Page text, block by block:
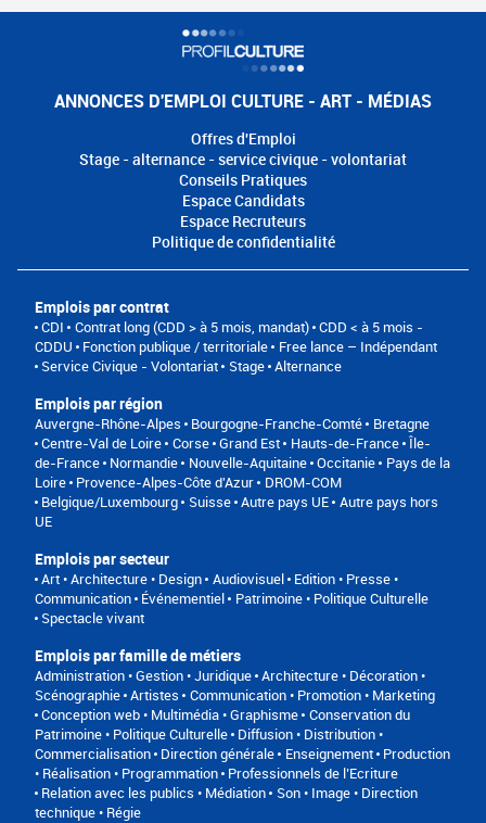
ANNONCES D'EMPLOI CULTURE - ART - MÉDIAS
Offres d'Emploi
Stage - alternance - service civique - volontariat
Conseils Pratiques
Espace Candidats
Espace Recruteurs
Politique de confidentialité
Emplois par contrat
CDI Contrat long (CDD > à 5 mois, mandat) CDD < à 5 mois -
CDDU
Fonction publique / territoriale
Free lance – Indépendant
Service Civique - Volontariat
Stage Alternance
Emplois par région
Auvergne-Rhône-Alpes Bourgogne-Franche-Comté
Bretagne
Centre-Val de Loire Corse Grand Est Hauts-de-France Île-
de-France Normandie Nouvelle-Aquitaine Occitanie
Pays de la
Loire Provence-Alpes-Côte d'Azur
DROM-COM
Belgique/Luxembourg
Suisse Autre pays UE Autre pays hors
UE
Emplois par secteur
Art • Architecture • Design Audiovisuel Edition • Presse •
Communication Événementiel
Patrimoine • Politique Culturelle
Spectacle vivant
Emplois par famille de métiers
Administration • Gestion • Juridique Architecture • Décoration •
Scénographie Artistes
Communication • Promotion • Marketing
Conception web • Multimédia • Graphisme Conservation du
Patrimoine • Politique Culturelle Diffusion • Distribution •
Commercialisation Direction générale Enseignement Production
• Réalisation • Programmation Professionnels de l’Ecriture
Relation avec les publics • Médiation
Son • Image • Direction
technique • Régie